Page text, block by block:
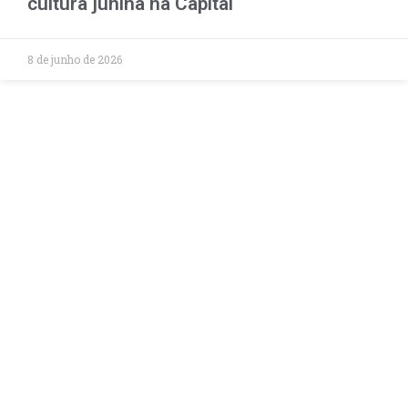
8 de junho de 2026